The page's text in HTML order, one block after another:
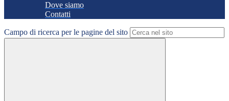
Dove siamo
Contatti
Campo di ricerca per le pagine del sito